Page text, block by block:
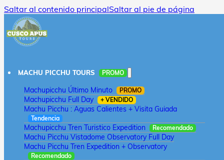
Saltar al contenido principalSaltar al pie de página
MACHU PICCHU TOURS PROMO
Machupicchu Último Minuto PROMO
Machupicchu Full Day + VENDIDO
Machu Picchu : Aguas Calientes + Visita Guiada
Tendencia
Machupicchu Tren Turistico Expedition Recomendado
Machu Picchu Vistadome Observatory Full Day
Machu Picchu Tren Expedition + Observatory
Recomendado